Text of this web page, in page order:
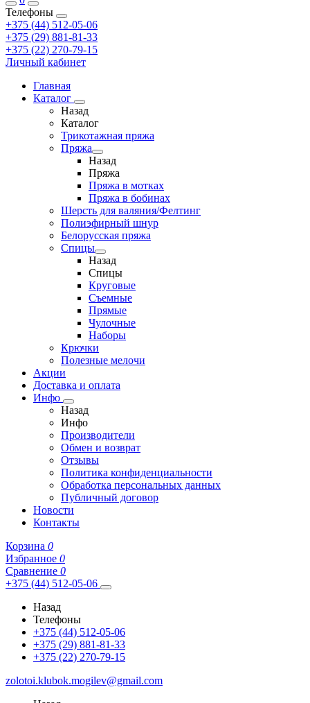
Телефоны
+375 (44) 512-05-06
+375 (29) 881-81-33
+375 (22) 270-79-15
Личный кабинет
Главная
Каталог
Назад
Каталог
Трикотажная пряжа
Пряжа
Назад
Пряжа
Пряжа в мотках
Пряжа в бобинах
Шерсть для валяния/Фелтинг
Полиэфирный шнур
Белорусская пряжа
Спицы
Назад
Спицы
Круговые
Съемные
Прямые
Чулочные
Наборы
Крючки
Полезные мелочи
Акции
Доставка и оплата
Инфо
Назад
Инфо
Производители
Обмен и возврат
Отзывы
Политика конфиденциальности
Обработка персональных данных
Публичный договор
Новости
Контакты
Корзина 0
Избранное 0
Сравнение 0
+375 (44) 512-05-06
Назад
Телефоны
+375 (44) 512-05-06
+375 (29) 881-81-33
+375 (22) 270-79-15
zolotoi.klubok.mogilev@gmail.com